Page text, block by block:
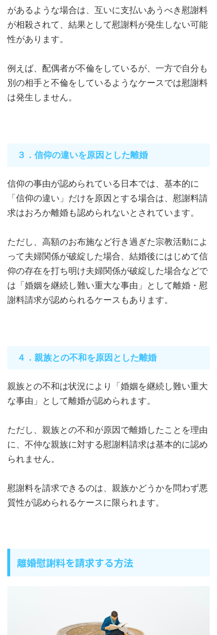
があるような場合は、互いに支払いあうべき慰謝料
が相殺されて、結果として慰謝料が発生しない可能
性があります。
例えば、配偶者が不倫をしているが、一方で自分も
別の相手と不倫をしているようなケースでは慰謝料
は発生しません。
３．信仰の違いを原因とした離婚
信仰の事由が認められている日本では、基本的に
「信仰の違い」だけを原因とする場合は、慰謝料請
求はおろか離婚も認められないとされています。
ただし、高額のお布施など行き過ぎた宗教活動によ
って夫婦関係が破綻した場合、結婚後にはじめて信
仰の存在を打ち明け夫婦関係が破綻した場合などで
は「婚姻を継続し難い重大な事由」として離婚・慰
謝料請求が認められるケースもあります。
４．親族との不和を原因とした離婚
親族との不和は状況により「婚姻を継続し難い重大
な事由」として離婚が認められます。
ただし、親族との不和が原因で離婚したことを理由
に、不仲な親族に対する慰謝料請求は基本的に認め
られません。
慰謝料を請求できるのは、親族かどうかを問わず悪
質性が認められるケースに限られます。
離婚慰謝料を請求する方法